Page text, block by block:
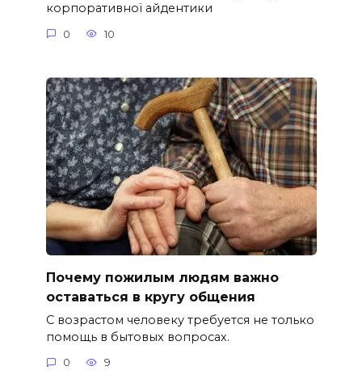
корпоративної айдентики
0 10
Почему пожилым людям важно
оставаться в кругу общения
С возрастом человеку требуется не только
помощь в бытовых вопросах.
0 9